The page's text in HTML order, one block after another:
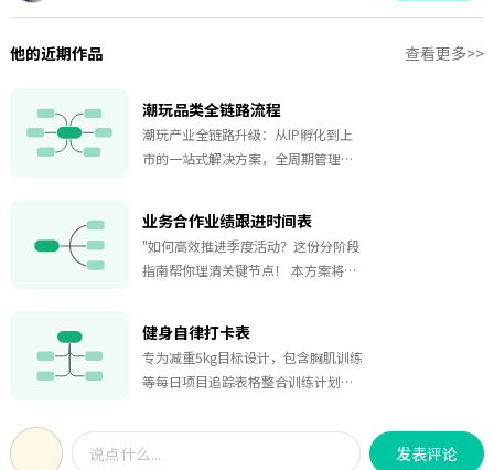
他的近期作品 查看更多>>
潮玩品类全链路流程
潮玩产业全链路升级：从IP孵化到上
市的一站式解决方案，全周期管理：
统整合采购PO/对账/入库/品质验货等
关键环节 标准化流程：开模试产、版
权审核、授权谈判等标准化节点控
业务合作业绩跟进时间表
"如何高效推进季度活动？这份分阶段
指南帮你理清关键节点！ 本方案将执
目标设定、团队组建及资源审批2.筹备
期（第23周）完成宣传物料制作与供
应商签约3.落地执行期（第45周）统
（第69周）涵盖数据复盘、流程优化
及下季度目标制定，形成完整闭环" 。
健身自律打卡表
专为减重5kg目标设计，包含胸肌训练
等每日项目追踪表格整合训练计划、
阵图，通过周考核评分系统（达标奖
励 未达成复盘）推动自律浮动主题模
发表评论